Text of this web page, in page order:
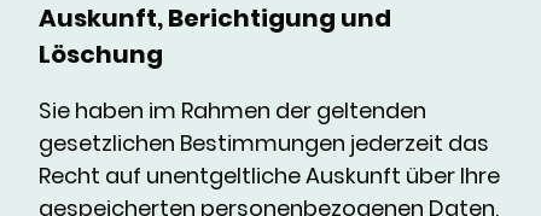
Auskunft, Berichtigung und
Löschung
Sie haben im Rahmen der geltenden
gesetzlichen Bestimmungen jederzeit das
Recht auf unentgeltliche Auskunft über Ihre
gespeicherten personenbezogenen Daten,